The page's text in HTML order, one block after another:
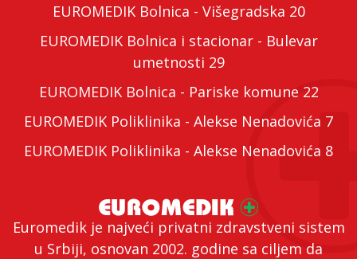
Euromedik je najveći privatni zdravstveni sistem
u Srbiji, osnovan 2002. godine sa ciljem da
EUROMEDIK Bolnica - Višegradska 20
EUROMEDIK Bolnica i stacionar - Bulevar
umetnosti 29
EUROMEDIK Bolnica - Pariske komune 22
EUROMEDIK Poliklinika - Alekse Nenadovića 7
EUROMEDIK Poliklinika - Alekse Nenadovića 8